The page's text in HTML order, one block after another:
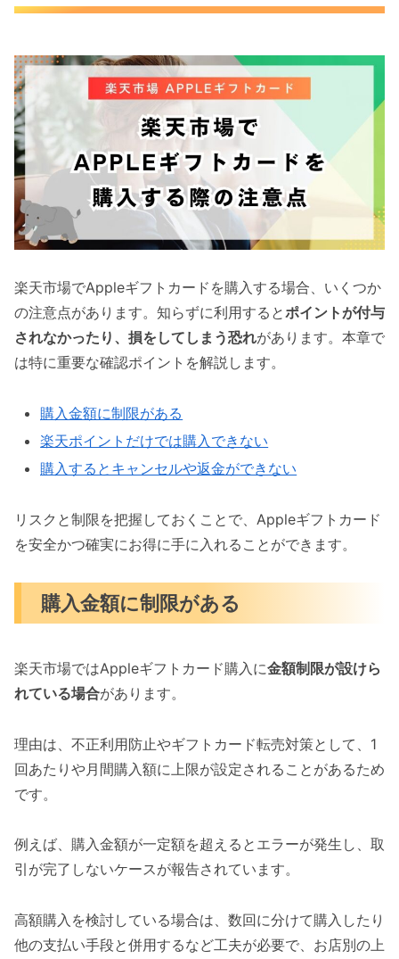
楽天市場でAppleギフトカードを購入する場合、いくつか
の注意点があります。知らずに利用するとポイントが付与
されなかったり、損をしてしまう恐れがあります。本章で
は特に重要な確認ポイントを解説します。
購入金額に制限がある
楽天ポイントだけでは購入できない
購入するとキャンセルや返金ができない
リスクと制限を把握しておくことで、Appleギフトカード
を安全かつ確実にお得に手に入れることができます。
購入金額に制限がある
楽天市場ではAppleギフトカード購入に金額制限が設けら
れている場合があります。
理由は、不正利用防止やギフトカード転売対策として、1
回あたりや月間購入額に上限が設定されることがあるため
です。
例えば、購入金額が一定額を超えるとエラーが発生し、取
引が完了しないケースが報告されています。
高額購入を検討している場合は、数回に分けて購入したり
他の支払い手段と併用するなど工夫が必要で、お店別の上